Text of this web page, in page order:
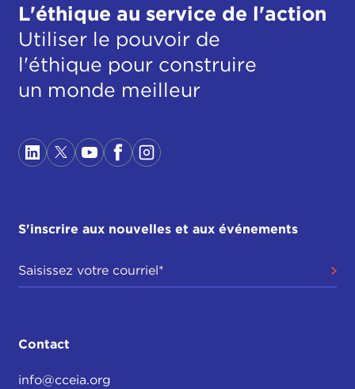
L'éthique au service de l'action
Utiliser le pouvoir de
l'éthique pour construire
un monde meilleur
S'inscrire aux nouvelles et aux événements
Contact
info@cceia.org